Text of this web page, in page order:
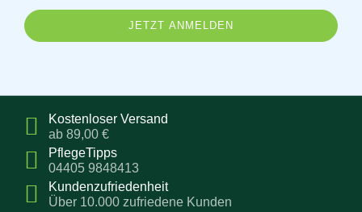
Mail-
Addresse
Kostenloser Versand
ab 89,00 €
PflegeTipps
04405 9848413
Kundenzufriedenheit
Über 10.000 zufriedene Kunden